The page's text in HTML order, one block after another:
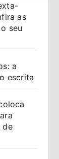
as
seu
a
escrita
de